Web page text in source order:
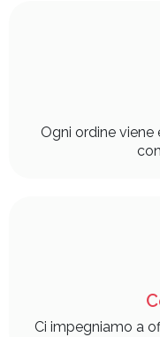
Ogni ordine
Ci impegniamo a